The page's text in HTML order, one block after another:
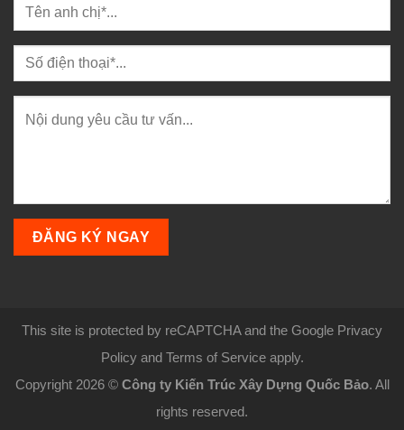
This site is protected by reCAPTCHA and the Google Privacy
Policy and Terms of Service apply.
Copyright 2026 © Công ty Kiến Trúc Xây Dựng Quốc Bảo. All
rights reserved.